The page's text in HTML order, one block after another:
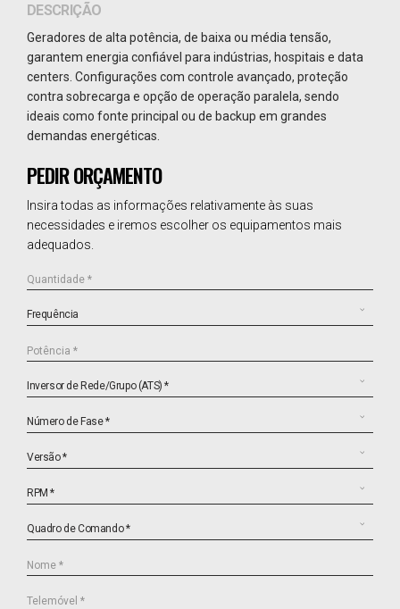
DESCRIÇÃO
Geradores de alta potência, de baixa ou média tensão,
garantem energia confiável para indústrias, hospitais e data
centers. Configurações com controle avançado, proteção
contra sobrecarga e opção de operação paralela, sendo
ideais como fonte principal ou de backup em grandes
demandas energéticas.
PEDIR ORÇAMENTO
Insira todas as informações relativamente às suas
necessidades e iremos escolher os equipamentos mais
adequados.
Quantidade *
Frequência
Potência *
Inversor de Rede/Grupo (ATS) *
Número de Fase *
Versão *
RPM *
Quadro de Comando *
Nome *
Telemóvel *